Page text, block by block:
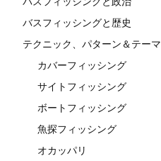
バスフィッシングと歴史
テクニック、パターン＆テーマ
カバーフィッシング
サイトフィッシング
ボートフィッシング
魚探フィッシング
オカッパリ